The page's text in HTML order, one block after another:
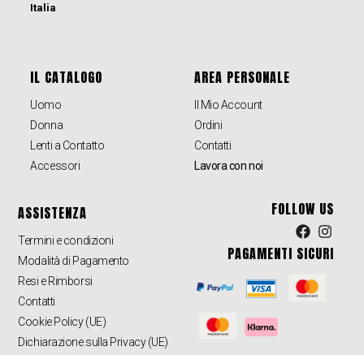
Italia
IL CATALOGO
Uomo
Donna
Lenti a Contatto
Accessori
AREA PERSONALE
Il Mio Account
Ordini
Contatti
Lavora con noi
ASSISTENZA
Termini e condizioni
Modalità di Pagamento
Resi e Rimborsi
Contatti
Cookie Policy (UE)
Dichiarazione sulla Privacy (UE)
FOLLOW US
PAGAMENTI SICURI